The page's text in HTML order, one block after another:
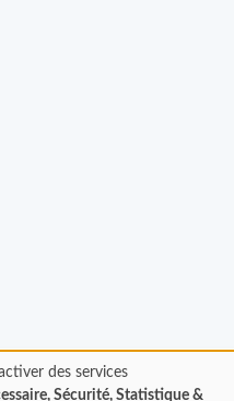
des services
Sécurité, Statistique &